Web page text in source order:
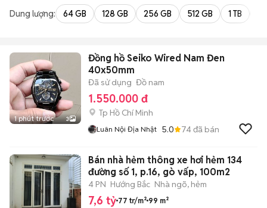
Dung lượng: 64 GB 128 GB 256 GB 512 GB 1 TB
1 phút trước 3
Đồng hồ Seiko Wired Nam Đen
40x50mm
Đã sử dụng Đồ nam
1.550.000 đ
Tp Hồ Chí Minh
Luân Nội Địa Nhật 5.0 74đã bán
Bán nhà hẻm thông xe hơi hẻm 134
đường số 1, p.16, gò vấp, 100m2
4 PN Hướng Bắc Nhà ngõ, hẻm
7,6 tỷ 77 tr/m² 99 m²